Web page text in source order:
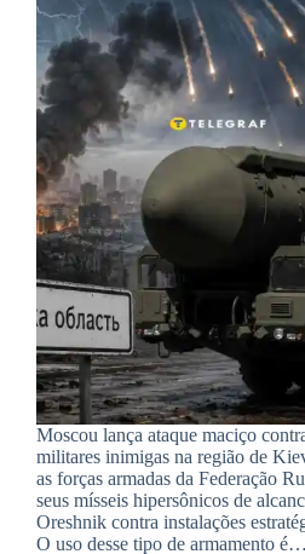
Moscou lança ataque maciço
militares inimigas na região de
as forças armadas da Federação
seus mísseis hipersônicos de
Oreshnik contra instalações
O uso desse tipo de armamento é…